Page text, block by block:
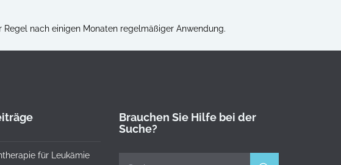
nach einigen Monaten regelmäßiger Anwendung.
für Leukämie
Brauchen Sie Hilfe bei der
Suche?